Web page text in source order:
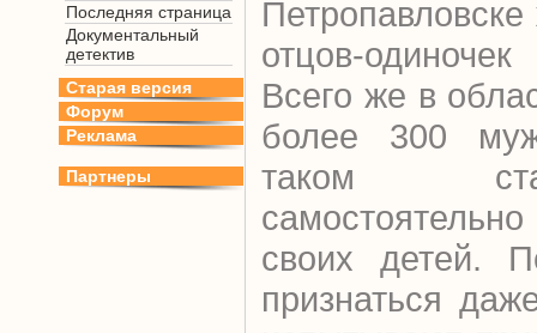
Последняя страница
Документальный
детектив
Старая версия
Форум
Реклама
Партнеры
отцов-одиночек
Всего же в
более 300
таком
своих детей.
признаться